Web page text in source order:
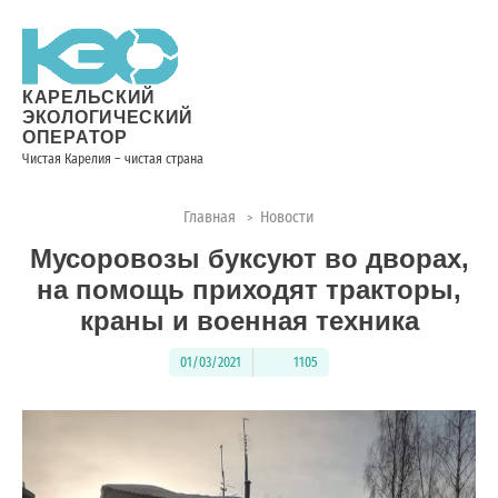
КАРЕЛЬСКИЙ
ЭКОЛОГИЧЕСКИЙ
ОПЕРАТОР
Чистая Карелия – чистая страна
о невывозе
ТКО
и ответы
операторы
диспетчера
по
качества
8
28-14
Главная > Новости
Мусоровозы буксуют во дворах,
на помощь приходят тракторы,
краны и военная техника
01/03/2021 1105